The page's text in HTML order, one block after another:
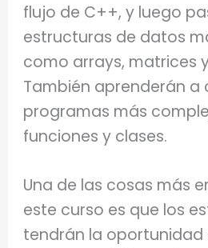
flujo de C++, y luego
estructuras de datos
como arrays, matrices
También aprenderán a
programas más
funciones y clases.
Una de las cosas más
este curso es que los
tendrán la